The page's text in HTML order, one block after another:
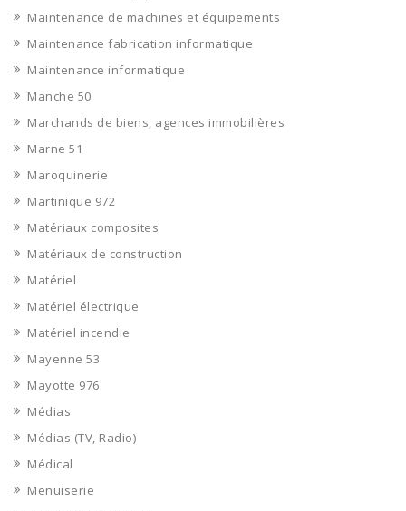
Maintenance de machines et équipements
Maintenance fabrication informatique
Maintenance informatique
Manche 50
Marchands de biens, agences immobilières
Marne 51
Maroquinerie
Martinique 972
Matériaux composites
Matériaux de construction
Matériel
Matériel électrique
Matériel incendie
Mayenne 53
Mayotte 976
Médias
Médias (TV, Radio)
Médical
Menuiserie